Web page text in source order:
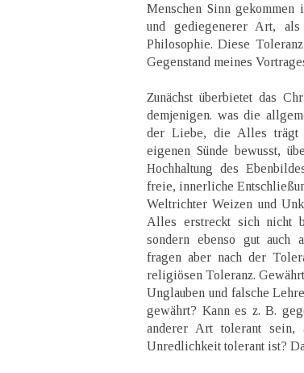
Menschen Sinn
und gediegenerer Art,
Philosophie. Diese
Gegenstand meines
Zunächst überbietet das
demjenigen. was die
der Liebe, die Alles trägt
eigenen Sünde bewusst,
Hochhaltung des
freie, innerliche
Weltrichter Weizen und
Alles erstreckt sich nicht
sondern ebenso gut auch
fragen aber nach der
religiösen Toleranz.
Unglauben und falsche
gewährt? Kann es z. B.
anderer Art tolerant sein,
Unredlichkeit tolerant ist?